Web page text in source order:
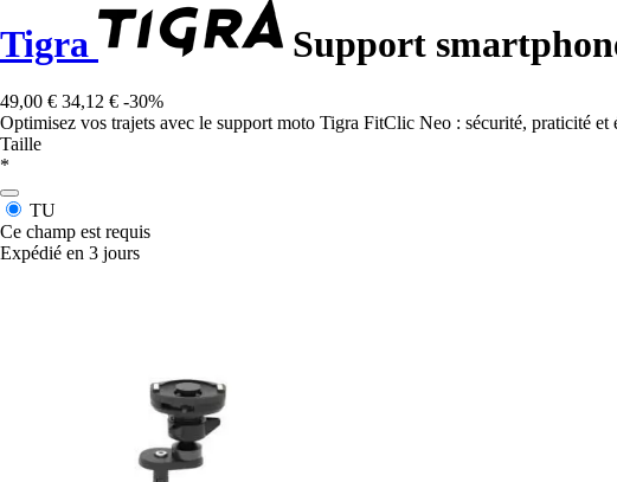
Tigra Support
49,00 € 34,12 € -30%
Optimisez vos trajets avec le support moto Tigra FitClic Neo : sécurité, praticité et
Taille
*
TU
Ce champ est requis
Expédié en 3 jours